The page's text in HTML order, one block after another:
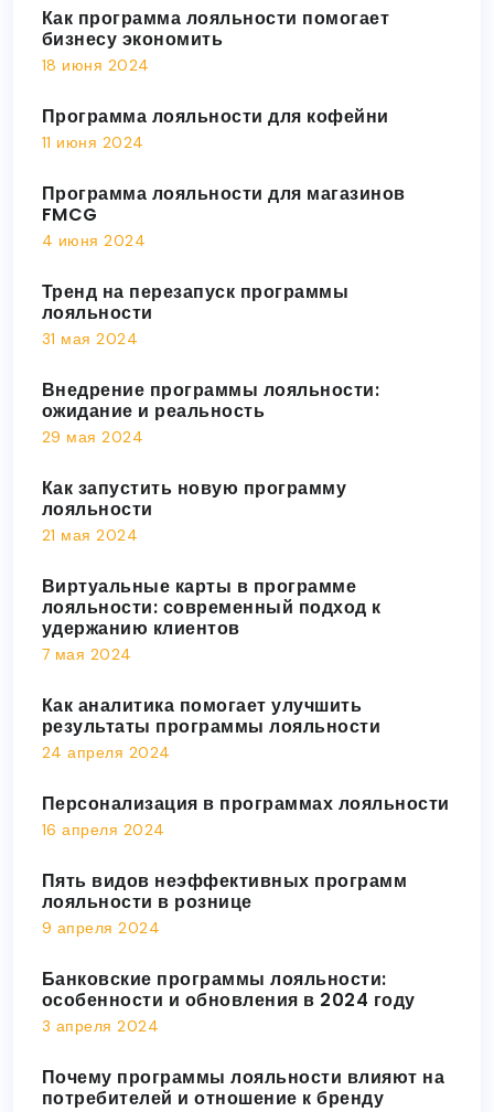
Как программа лояльности помогает
бизнесу экономить
18 июня 2024
Программа лояльности для кофейни
11 июня 2024
Программа лояльности для магазинов
FMCG
4 июня 2024
Тренд на перезапуск программы
лояльности
31 мая 2024
Внедрение программы лояльности:
ожидание и реальность
29 мая 2024
Как запустить новую программу
лояльности
21 мая 2024
Виртуальные карты в программе
лояльности: современный подход к
удержанию клиентов
7 мая 2024
Как аналитика помогает улучшить
результаты программы лояльности
24 апреля 2024
Персонализация в программах лояльности
16 апреля 2024
Пять видов неэффективных программ
лояльности в рознице
9 апреля 2024
Банковские программы лояльности:
особенности и обновления в 2024 году
3 апреля 2024
Почему программы лояльности влияют на
потребителей и отношение к бренду